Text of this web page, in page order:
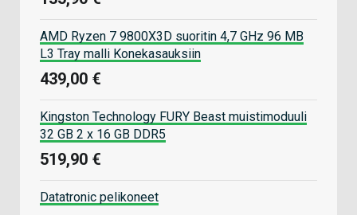
AMD Ryzen 7 9800X3D suoritin 4,7 GHz 96 MB
L3 Tray malli Konekasauksiin
439,00 €
Kingston Technology FURY Beast muistimoduuli
32 GB 2 x 16 GB DDR5
519,90 €
Datatronic pelikoneet